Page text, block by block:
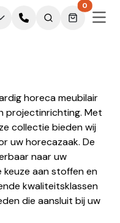
0
horeca meubilair
projectinrichting. Met
collectie bieden wij
uw horecazaak. De
naar uw
keuze aan stoffen en
kwaliteitsklassen
die aansluit bij uw